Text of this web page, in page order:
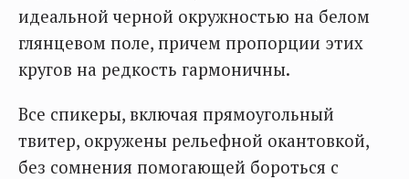
идеальной черной окружностью на белом
глянцевом поле, причем пропорции этих
кругов на редкость гармоничны.
Все спикеры, включая прямоугольный
твитер, окружены рельефной окантовкой,
без сомнения помогающей бороться с